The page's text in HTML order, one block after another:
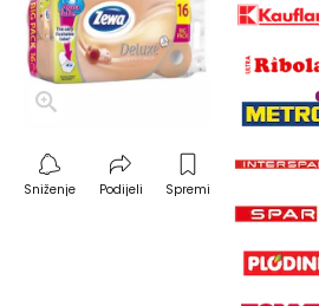
Sniženje Podijeli Spremi